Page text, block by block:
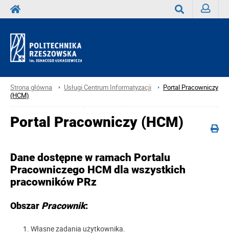
Strona główna Usługi Centrum Informatyzacji
Portal Pracowniczy
(HCM)
Portal Pracowniczy (HCM)
Dane dostępne w ramach Portalu
Pracowniczego HCM dla wszystkich
pracowników PRz
Obszar Pracownik:
Własne zadania użytkownika.